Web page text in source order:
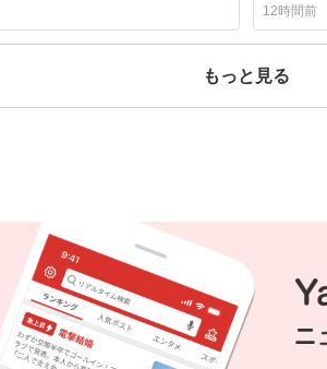
ね
信
数
12時間前
もっと見る